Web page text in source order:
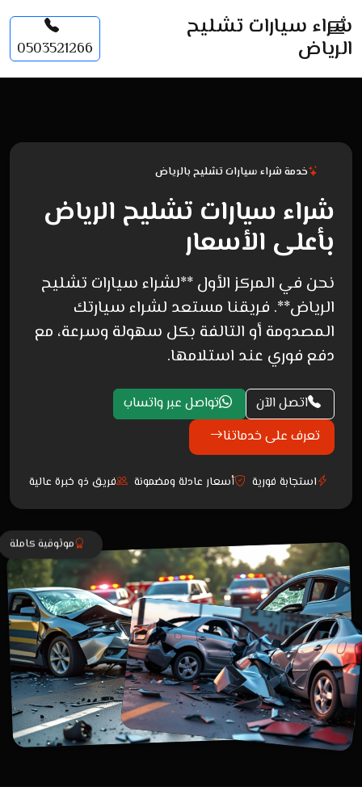
شراء سيارات تشليح
الرياض 0503521266
خدمة شراء سيارات تشليح بالرياض
شراء سيارات تشليح الرياض
بأعلى الأسعار
نحن في المركز الأول **لشراء سيارات تشليح
الرياض**. فريقنا مستعد لشراء سيارتك
المصدومة أو التالفة بكل سهولة وسرعة، مع
دفع فوري عند استلامها.
اتصل الآن
تواصل عبر واتساب
تعرف على خدماتنا
استجابة فورية أسعار عادلة ومضمونة فريق ذو خبرة عالية
موثوقية كاملة